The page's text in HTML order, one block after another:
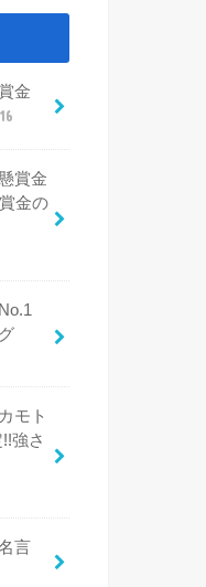
金
賞金
金の
モト
強さ
言